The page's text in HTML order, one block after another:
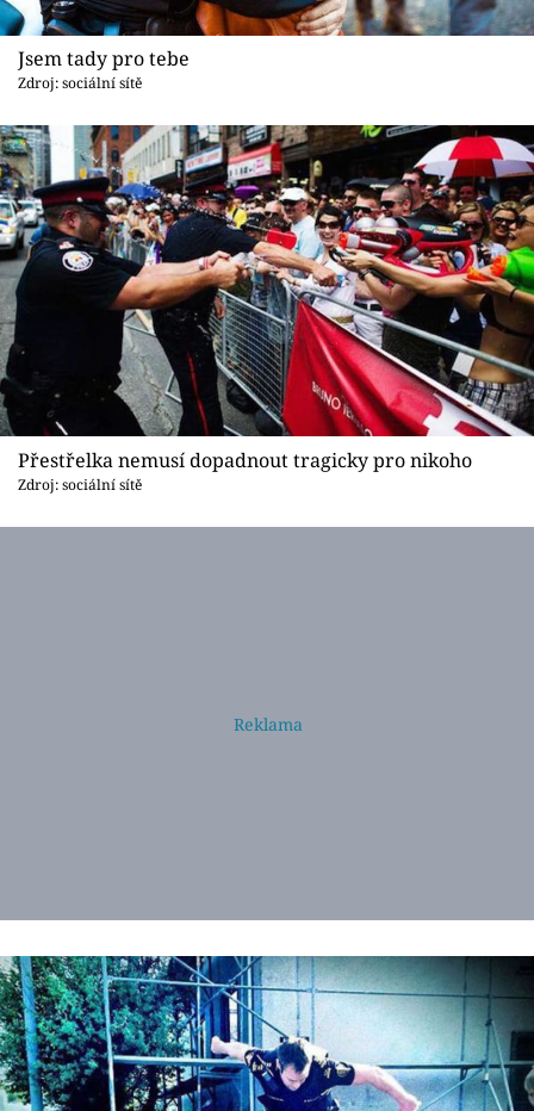
Jsem tady pro tebe
Zdroj: sociální sítě
Přestřelka nemusí dopadnout tragicky pro nikoho
Zdroj: sociální sítě